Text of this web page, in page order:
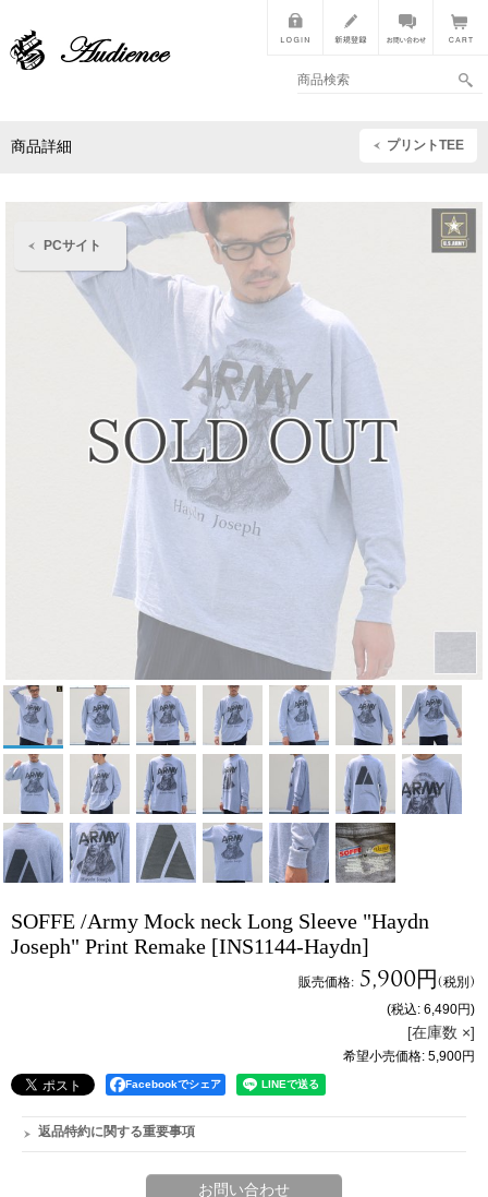
PCサイト
商品詳細 プリントTEE
SOFFE /Army Mock neck Long Sleeve "Haydn
Joseph" Print Remake [INS1144-Haydn]
販売価格: 5,900円(税別)
(税込: 6,490円)
[在庫数 ×]
希望小売価格: 5,900円
Facebookでシェア
返品特約に関する重要事項